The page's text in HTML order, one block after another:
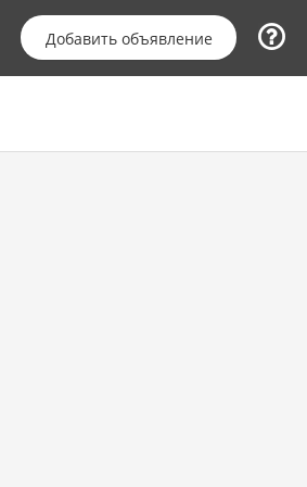
Добавить объявление